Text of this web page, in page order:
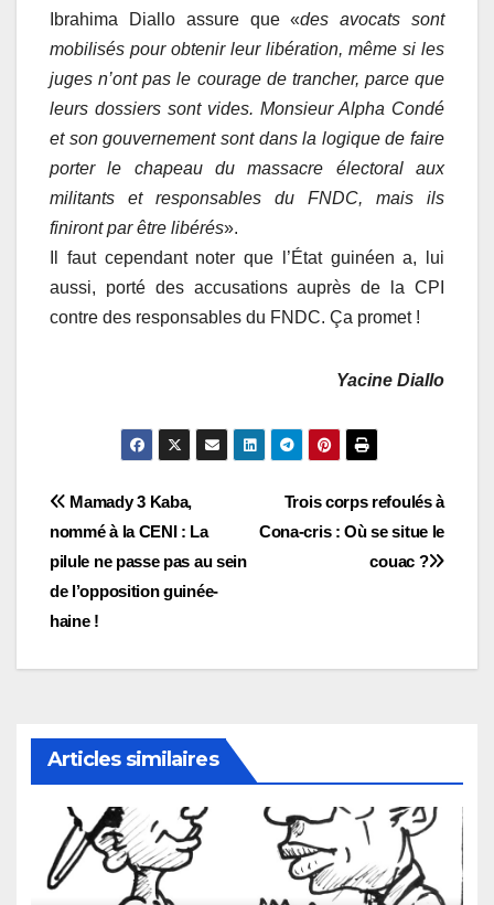
Ibrahima Diallo assure que «des avocats sont
mobilisés pour obtenir leur libération, même si les
juges n’ont pas le courage de trancher, parce que
leurs dossiers sont vides. Monsieur Alpha Condé
et son gouvernement sont dans la logique de faire
porter le chapeau du massacre électoral aux
militants et responsables du FNDC, mais ils
finiront par être libérés».
Il faut cependant noter que l’État guinéen a, lui
aussi, porté des accusations auprès de la CPI
contre des responsables du FNDC. Ça promet !
Yacine Diallo
Navigation
de
l’article
Trois corps refoulés à
Cona-cris : Où se situe le
couac ?
Mamady 3 Kaba,
nommé à la CENI : La
pilule ne passe pas au sein
de l’opposition guinée-
haine !
Articles similaires